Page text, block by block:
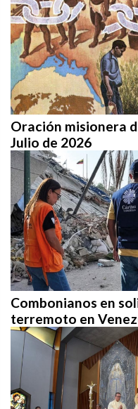
Oración misionera
Julio de 2026
Combonianos en
terremoto en